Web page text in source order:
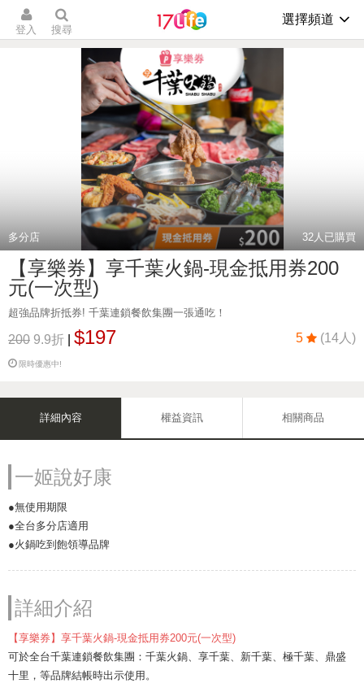
登入 搜尋
選擇頻道
多分店 32人已購買
【享樂券】享千葉火鍋-現金抵用券200
元(一次型)
超強品牌折抵券! 千葉連鎖餐飲集團一張通吃！
200 9.9折 $197 5 (14人)
限時優惠中!
詳細內容 權益資訊 相關商品
一姬說好康
●無使用期限
●全台多分店適用
●火鍋吃到飽領導品牌
詳細介紹
【享樂券】享千葉火鍋-現金抵用券200元(一次型)
可於全台千葉連鎖餐飲集團：千葉火鍋、享千葉、新千葉、極千葉、鼎盛
十里，等品牌結帳時出示使用。